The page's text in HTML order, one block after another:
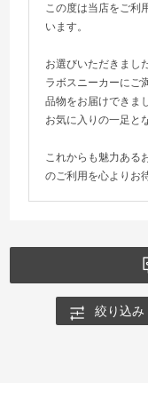
この度は当店をご利
います。
お選びいただきまし
ラボスニーカーにご
品物をお届けできま
お気に入りの一足と
これからも魅力ある
のご利用を心よりお
絞り込み